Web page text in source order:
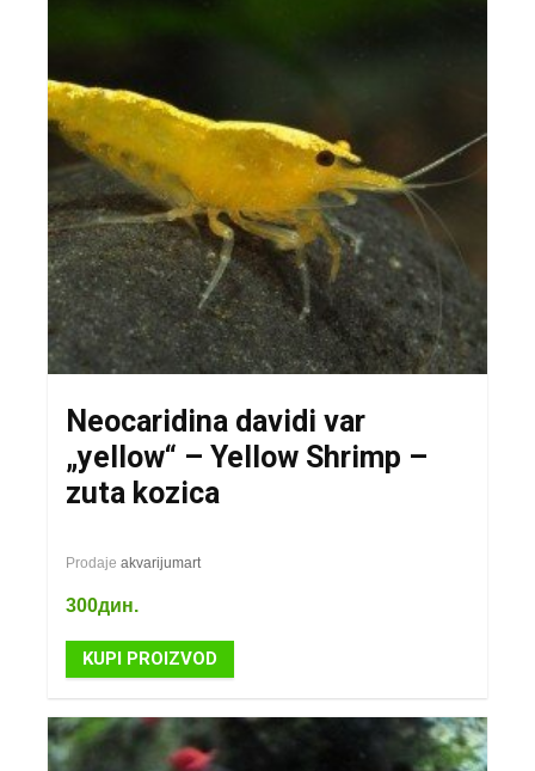
Neocaridina davidi var
„yellow“ – Yellow Shrimp –
zuta kozica
Prodaje akvarijumart
300дин.
KUPI PROIZVOD